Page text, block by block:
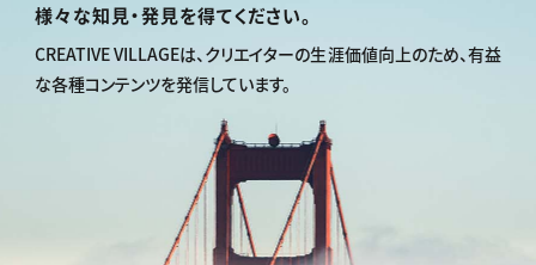
様々な知見・発見を得てください。
CREATIVE VILLAGEは、クリエイターの生涯価値向上のため、有益
な各種コンテンツを発信しています。